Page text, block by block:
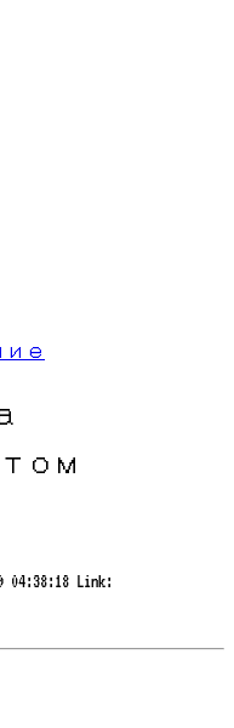
04:38:18 Link: